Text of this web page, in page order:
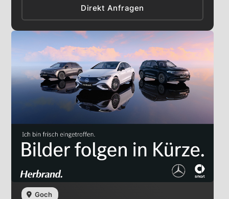
Direkt Anfragen
Goch